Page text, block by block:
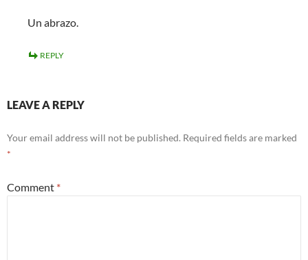
Un abrazo.
REPLY
LEAVE A REPLY
Your email address will not be published. Required fields are marked
*
Comment *